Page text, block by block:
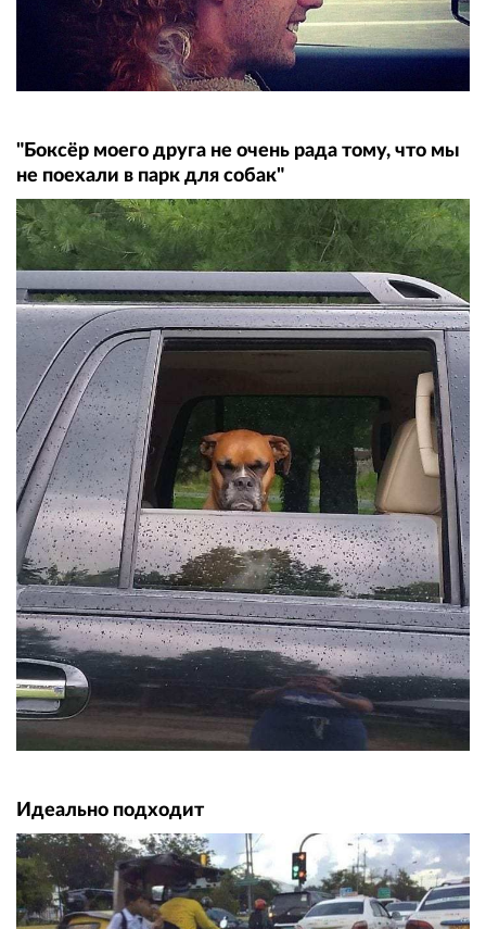
"Боксёр моего друга не очень рада тому, что мы
не поехали в парк для собак"
Идеально подходит